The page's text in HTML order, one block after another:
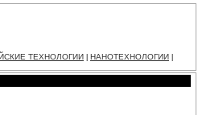
ТЕХНОЛОГИИ НАНОТЕХНОЛОГИИ